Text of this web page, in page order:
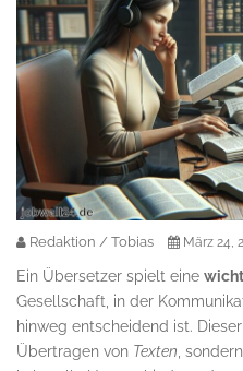
Redaktion / Tobias März 24,
Ein Übersetzer spielt eine
Gesellschaft, in der
hinweg entscheidend ist.
Übertragen von Texten ,